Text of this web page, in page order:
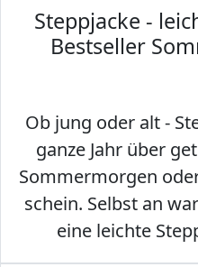
Steppjacke -
Bestseller
Ob jung oder alt -
ganze Jahr über
Sommermorgen
schein. Selbst an
eine leichte